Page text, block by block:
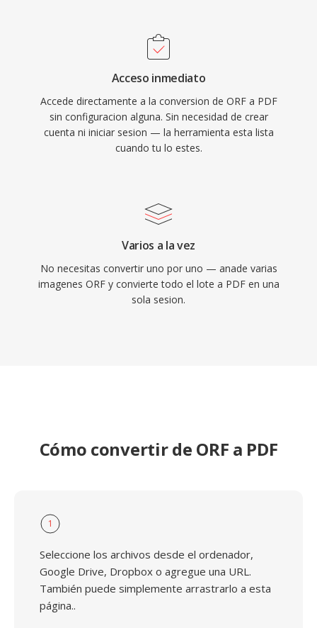
Acceso inmediato
Accede directamente a la conversion de ORF a PDF
sin configuracion alguna. Sin necesidad de crear
cuenta ni iniciar sesion — la herramienta esta lista
cuando tu lo estes.
Varios a la vez
No necesitas convertir uno por uno — anade varias
imagenes ORF y convierte todo el lote a PDF en una
sola sesion.
Cómo convertir de ORF a PDF
1
Seleccione los archivos desde el ordenador,
Google Drive, Dropbox o agregue una URL.
También puede simplemente arrastrarlo a esta
página..